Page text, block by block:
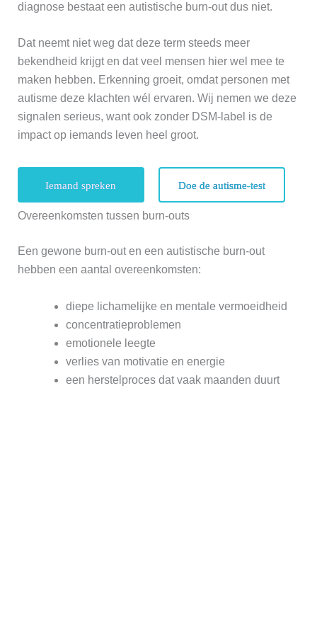
diagnose bestaat een autistische burn-out dus niet.
Dat neemt niet weg dat deze term steeds meer
bekendheid krijgt en dat veel mensen hier wel mee te
maken hebben. Erkenning groeit, omdat personen met
autisme deze klachten wél ervaren. Wij nemen we deze
signalen serieus, want ook zonder DSM-label is de
impact op iemands leven heel groot.
Iemand spreken Doe de autisme-test
Overeenkomsten tussen burn-outs
Een gewone burn-out en een autistische burn-out
hebben een aantal overeenkomsten:
diepe lichamelijke en mentale vermoeidheid
concentratieproblemen
emotionele leegte
verlies van motivatie en energie
een herstelproces dat vaak maanden duurt